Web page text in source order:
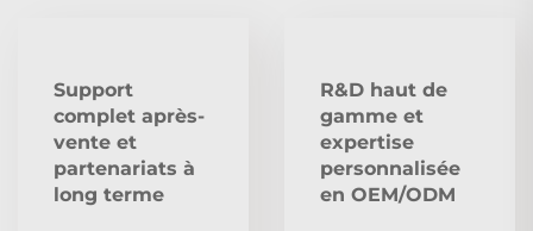
Support
complet après-
vente et
partenariats à
long terme
R&D haut de
gamme et
expertise
personnalisée
en OEM/ODM